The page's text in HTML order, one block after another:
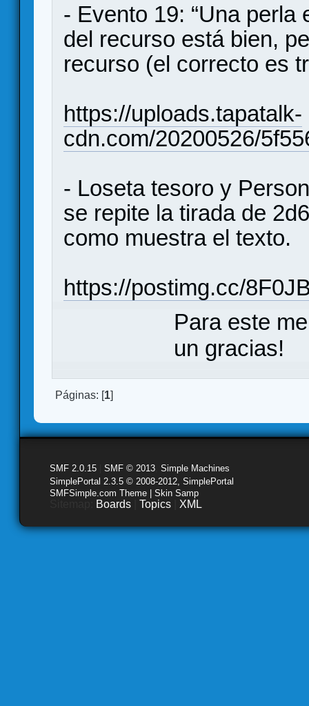
- Evento 19: “Una perla
del recurso está bien,
recurso (el correcto es
https://uploads.tapatalk-
cdn.com/20200526/
- Loseta tesoro y
se repite la tirada de
como muestra el texto.
https://postimg.cc/
Para este
un gracias!
Páginas: [1]
SMF 2.0.15 SMF © 2013 Simple Machines
SimplePortal 2.3.5 © 2008-2012, SimplePortal
SMFSimple.com Theme | Skin Samp
Boards Topics XML